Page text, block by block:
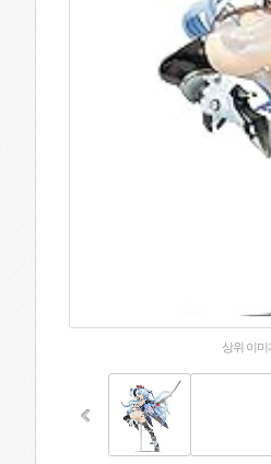
상위 이